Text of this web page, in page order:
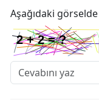
Aşağıdaki